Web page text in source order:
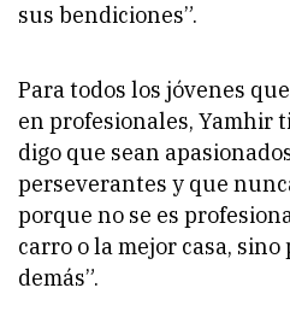
sus bendiciones”.
Para todos los jóvenes
en profesionales, Yamhir
digo que sean
perseverantes y que
porque no se es
carro o la mejor casa,
demás”.